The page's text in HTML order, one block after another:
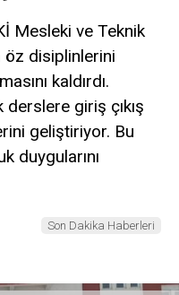
Mesleki ve Teknik
disiplinlerini
kaldırdı.
giriş çıkış
geliştiriyor. Bu
duygularını
Son Dakika Haberleri